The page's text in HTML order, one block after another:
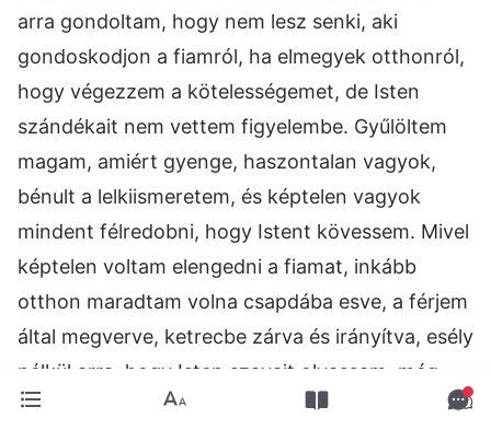
arra gondoltam, hogy nem lesz senki, aki
gondoskodjon a fiamról, ha elmegyek otthonról,
hogy végezzem a kötelességemet, de Isten
szándékait nem vettem figyelembe. Gyűlöltem
magam, amiért gyenge, haszontalan vagyok,
bénult a lelkiismeretem, és képtelen vagyok
mindent félredobni, hogy Istent kövessem. Mivel
képtelen voltam elengedni a fiamat, inkább
otthon maradtam volna csapdába esve, a férjem
által megverve, ketrecbe zárva és irányítva, esély
nélkül arra, hogy Isten szavait olvassam, még
kevésbé arra, hogy teremtett lényként a